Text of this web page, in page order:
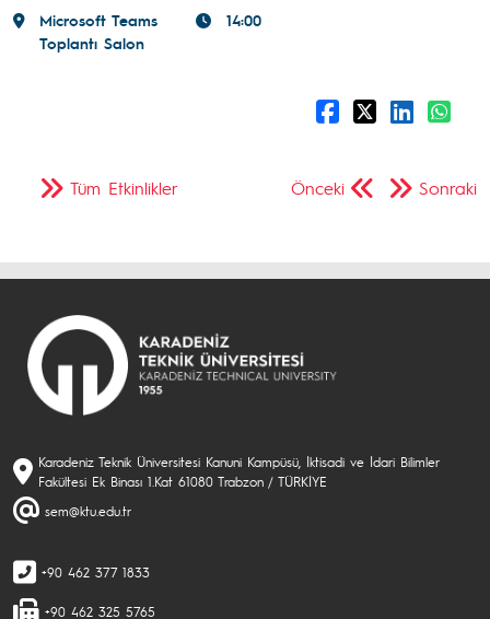
Microsoft Teams
Toplantı Salon
14:00
Önceki Sonraki
Tüm Etkinlikler
Karadeniz Teknik Üniversitesi Kanuni Kampüsü, İktisadi ve İdari Bilimler
Fakültesi Ek Binası 1.Kat 61080 Trabzon / TÜRKİYE
sem@ktu.edu.tr
+90 462 377 1833
+90 462 325 5765